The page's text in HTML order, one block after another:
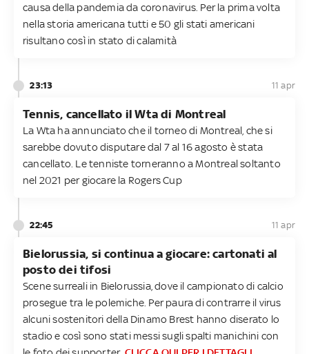
causa della pandemia da coronavirus. Per la prima volta
nella storia americana tutti e 50 gli stati americani
risultano così in stato di calamità
23:13 11 apr
Tennis, cancellato il Wta di Montreal
La Wta ha annunciato che il torneo di Montreal, che si
sarebbe dovuto disputare dal 7 al 16 agosto è stata
cancellato. Le tenniste torneranno a Montreal soltanto
nel 2021 per giocare la Rogers Cup
22:45 11 apr
Bielorussia, si continua a giocare: cartonati al
posto dei tifosi
Scene surreali in Bielorussia, dove il campionato di calcio
prosegue tra le polemiche. Per paura di contrarre il virus
alcuni sostenitori della Dinamo Brest hanno diserato lo
stadio e così sono stati messi sugli spalti manichini con